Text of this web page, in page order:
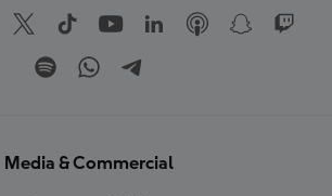
Media & Commercial